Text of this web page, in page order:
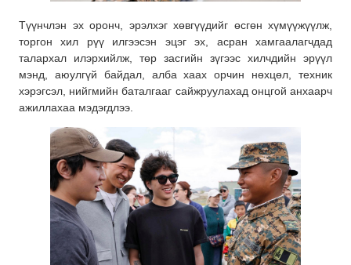
Түүнчлэн эх оронч, эрэлхэг хөвгүүдийг өсгөн хүмүүжүүлж,
торгон хил рүү илгээсэн эцэг эх, асран хамгаалагчдад
талархал илэрхийлж, төр засгийн зүгээс хилчдийн эрүүл
мэнд, аюулгүй байдал, алба хаах орчин нөхцөл, техник
хэрэгсэл, нийгмийн баталгааг сайжруулахад онцгой анхаарч
ажиллахаа мэдэгдлээ.